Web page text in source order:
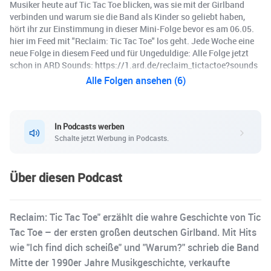
Musiker heute auf Tic Tac Toe blicken, was sie mit der Girlband
verbinden und warum sie die Band als Kinder so geliebt haben,
hört ihr zur Einstimmung in dieser Mini-Folge bevor es am 06.05.
hier im Feed mit "Reclaim: Tic Tac Toe" los geht. Jede Woche eine
neue Folge in diesem Feed und für Ungeduldige: Alle Folge jetzt
schon in ARD Sounds: https://1.ard.de/reclaim_tictactoe?sounds
Alle Folgen ansehen (6)
In Podcasts werben
Schalte jetzt Werbung in Podcasts.
Über diesen Podcast
Reclaim: Tic Tac Toe" erzählt die wahre Geschichte von Tic
Tac Toe – der ersten großen deutschen Girlband. Mit Hits
wie "Ich find dich scheiße" und "Warum?" schrieb die Band
Mitte der 1990er Jahre Musikgeschichte, verkaufte